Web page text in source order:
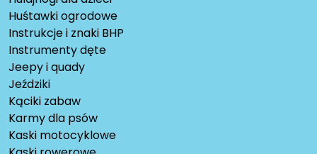
Huśtawki ogrodowe
Instrukcje i znaki BHP
Instrumenty dęte
Jeepy i quady
Jeździki
Kąciki zabaw
Karmy dla psów
Kaski motocyklowe